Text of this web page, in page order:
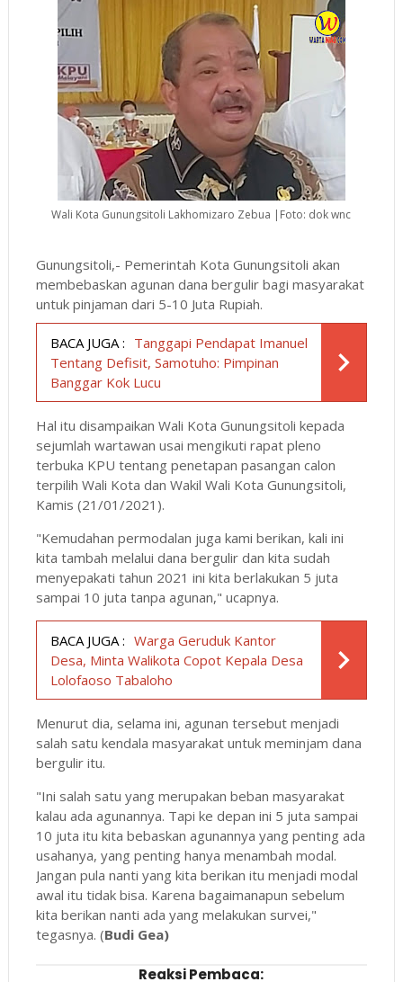
Wali Kota Gunungsitoli Lakhomizaro Zebua |Foto: dok wnc
Gunungsitoli,- Pemerintah Kota Gunungsitoli akan
membebaskan agunan dana bergulir bagi masyarakat
untuk pinjaman dari 5-10 Juta Rupiah.
BACA JUGA : Tanggapi Pendapat Imanuel
Tentang Defisit, Samotuho: Pimpinan
Banggar Kok Lucu
Hal itu disampaikan Wali Kota Gunungsitoli kepada
sejumlah wartawan usai mengikuti rapat pleno
terbuka KPU tentang penetapan pasangan calon
terpilih Wali Kota dan Wakil Wali Kota Gunungsitoli,
Kamis (21/01/2021).
"Kemudahan permodalan juga kami berikan, kali ini
kita tambah melalui dana bergulir dan kita sudah
menyepakati tahun 2021 ini kita berlakukan 5 juta
sampai 10 juta tanpa agunan," ucapnya.
BACA JUGA : Warga Geruduk Kantor
Desa, Minta Walikota Copot Kepala Desa
Lolofaoso Tabaloho
Menurut dia, selama ini, agunan tersebut menjadi
salah satu kendala masyarakat untuk meminjam dana
bergulir itu.
"Ini salah satu yang merupakan beban masyarakat
kalau ada agunannya. Tapi ke depan ini 5 juta sampai
10 juta itu kita bebaskan agunannya yang penting ada
usahanya, yang penting hanya menambah modal.
Jangan pula nanti yang kita berikan itu menjadi modal
awal itu tidak bisa. Karena bagaimanapun sebelum
kita berikan nanti ada yang melakukan survei,"
tegasnya. (Budi Gea)
Reaksi Pembaca: